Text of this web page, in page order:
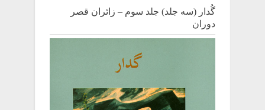
گُدار (سه جلد) جلد سوم – زائران قصر
دوران